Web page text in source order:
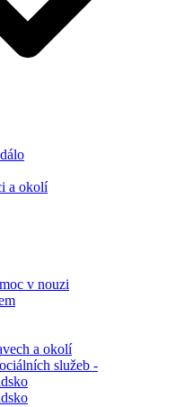
a okolí
v nouzi
a okolí
služeb -